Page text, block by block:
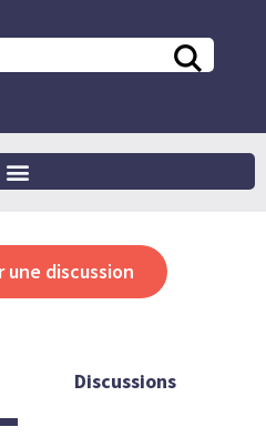
une discussion
Discussions